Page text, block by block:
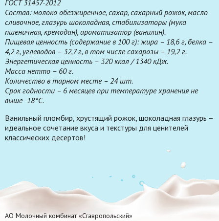
ГОСТ 31457-2012
Состав: молоко обезжиренное, сахар, сахарный рожок, масло
сливочное, глазурь шоколадная, стабилизаторы (мука
пшеничная, кремодан), ароматизатор (ванилин).
Пищевая ценность (содержание в 100 г): жира – 18,6 г, белка –
4,2 г, углеводов – 32,7 г, в том числе сахарозы – 19,2 г.
Энергетическая ценность – 320 ккал / 1340 кДж.
Масса нетто – 60 г.
Количество в тарном месте – 24 шт.
Срок годности – 6 месяцев при температуре хранения не
выше -18°С.
Ванильный пломбир, хрустящий рожок, шоколадная глазурь –
идеальное сочетание вкуса и текстуры для ценителей
классических десертов!
АО Молочный комбинат «Ставропольский»